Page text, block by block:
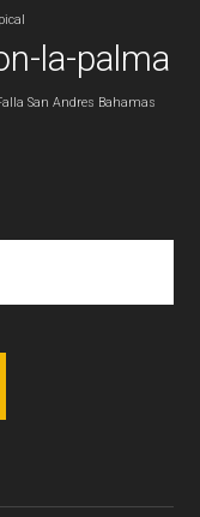
la-palma
San Andres Bahamas